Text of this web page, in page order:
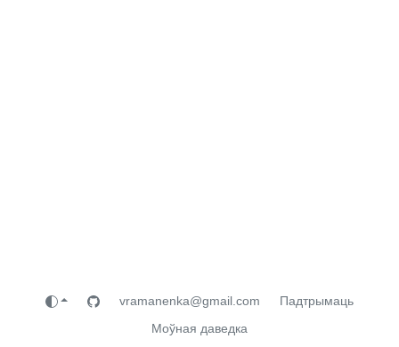
vramanenka@gmail.com
Падтрымаць
Моўная даведка